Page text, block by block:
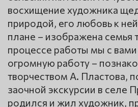
восхищение художника
природой, его любовь к
плане – изображена семья
процессе работы мы с
огромную работу –
творчеством А. Пластова,
заочной экскурсии в селе
родился и жил художник,